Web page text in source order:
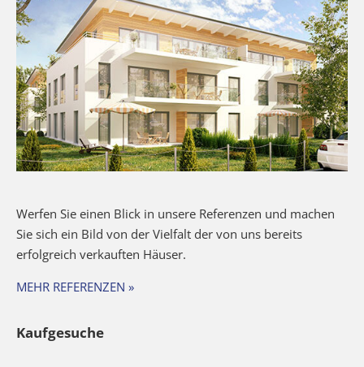
Werfen Sie einen Blick in unsere Referenzen und machen
Sie sich ein Bild von der Vielfalt der von uns bereits
erfolgreich verkauften Häuser.
MEHR REFERENZEN »
Kaufgesuche